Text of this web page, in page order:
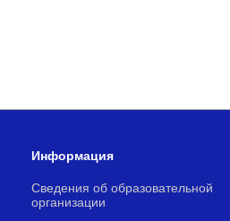
Информация
Сведения об образовательной
организации